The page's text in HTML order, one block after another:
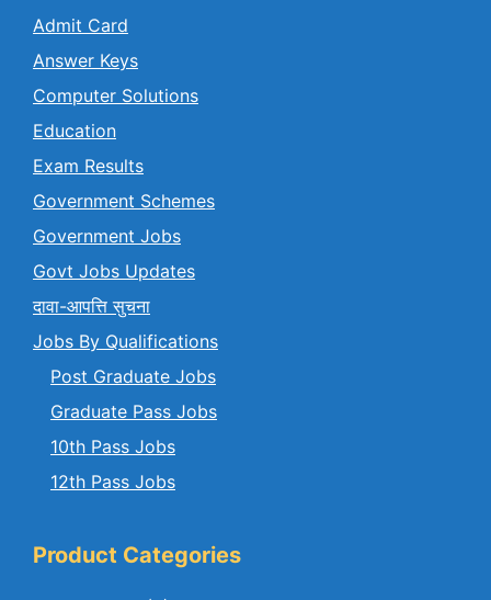
Admit Card
Answer Keys
Computer Solutions
Education
Exam Results
Government Schemes
Government Jobs
Govt Jobs Updates
दावा-आपत्ति सुचना
Jobs By Qualifications
Post Graduate Jobs
Graduate Pass Jobs
10th Pass Jobs
12th Pass Jobs
Product Categories